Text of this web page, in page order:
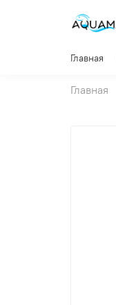
Главная
Главная